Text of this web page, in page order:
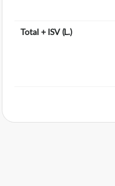
Total + ISV(L.)